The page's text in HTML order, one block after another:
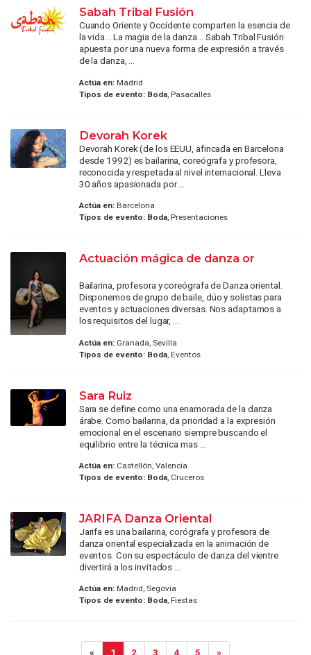
Sabah Tribal Fusión
Cuando Oriente y Occidente comparten la esencia de
la vida… La magia de la danza… Sabah Tribal Fusión
apuesta por una nueva forma de expresión a través
de la danza, ...
Actúa en:Madrid
Tipos de evento: Boda, Pasacalles
Devorah Korek
Devorah Korek (de los EEUU, afincada en Barcelona
desde 1992) es bailarina, coreógrafa y profesora,
reconocida y respetada al nivel internacional. Lleva
30 años apasionada por ...
Actúa en:Barcelona
Tipos de evento: Boda, Presentaciones
Actuación mágica de danza or
Bailarina, profesora y coreógrafa de Danza oriental.
Disponemos de grupo de baile, dúo y solistas para
eventos y actuaciones diversas. Nos adaptamos a
los requisitos del lugar, ...
Actúa en:Granada, Sevilla
Tipos de evento: Boda, Eventos
Sara Ruiz
Sara se define como una enamorada de la danza
árabe. Como bailarina, da prioridad a la expresión
emocional en el escenario siempre buscando el
equilibrio entre la técnica mas ...
Actúa en:Castellón, Valencia
Tipos de evento: Boda, Cruceros
JARIFA Danza Oriental
Jarifa es una bailarina, corógrafa y profesora de
danza oriental especializada en la animación de
eventos. Con su espectáculo de danza del vientre
divertirá a los invitados ...
Actúa en:Madrid, Segovia
Tipos de evento: Boda, Fiestas
« 1 2 3 4 5 »